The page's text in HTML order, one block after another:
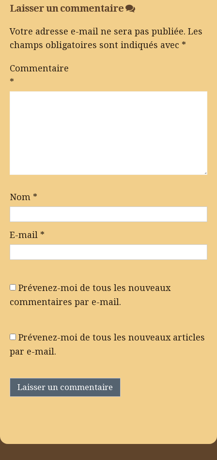
Laisser un commentaire
Votre adresse e-mail ne sera pas publiée. Les
champs obligatoires sont indiqués avec *
Commentaire
*
Nom *
E-mail *
Prévenez-moi de tous les nouveaux
commentaires par e-mail.
Prévenez-moi de tous les nouveaux articles
par e-mail.